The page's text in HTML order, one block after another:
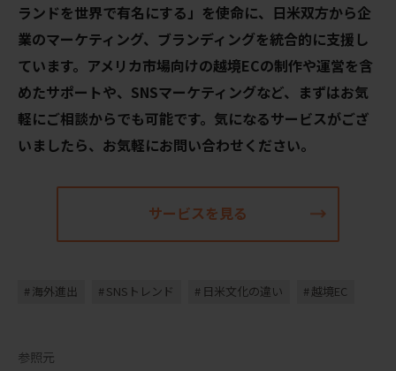
ランドを世界で有名にする」を使命に、日米双方から企
業のマーケティング、ブランディングを統合的に支援し
ています。 アメリカ市場向けの越境ECの制作や運営を含
めたサポートや、 SNSマーケティングなど、まずはお気
軽にご相談からでも可能です。 気になるサービスがござ
いましたら、お気軽にお問い合わせください。
サービスを見る
海外進出 SNSトレンド 日米文化の違い 越境EC
参照元